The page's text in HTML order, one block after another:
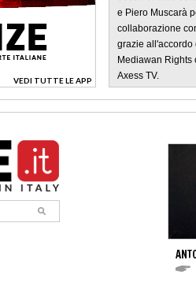
VEDI TUTTE LE APP
>
e Piero Muscarà
collaborazione
grazie all'accordo
Mediawan Rights
Axess TV.